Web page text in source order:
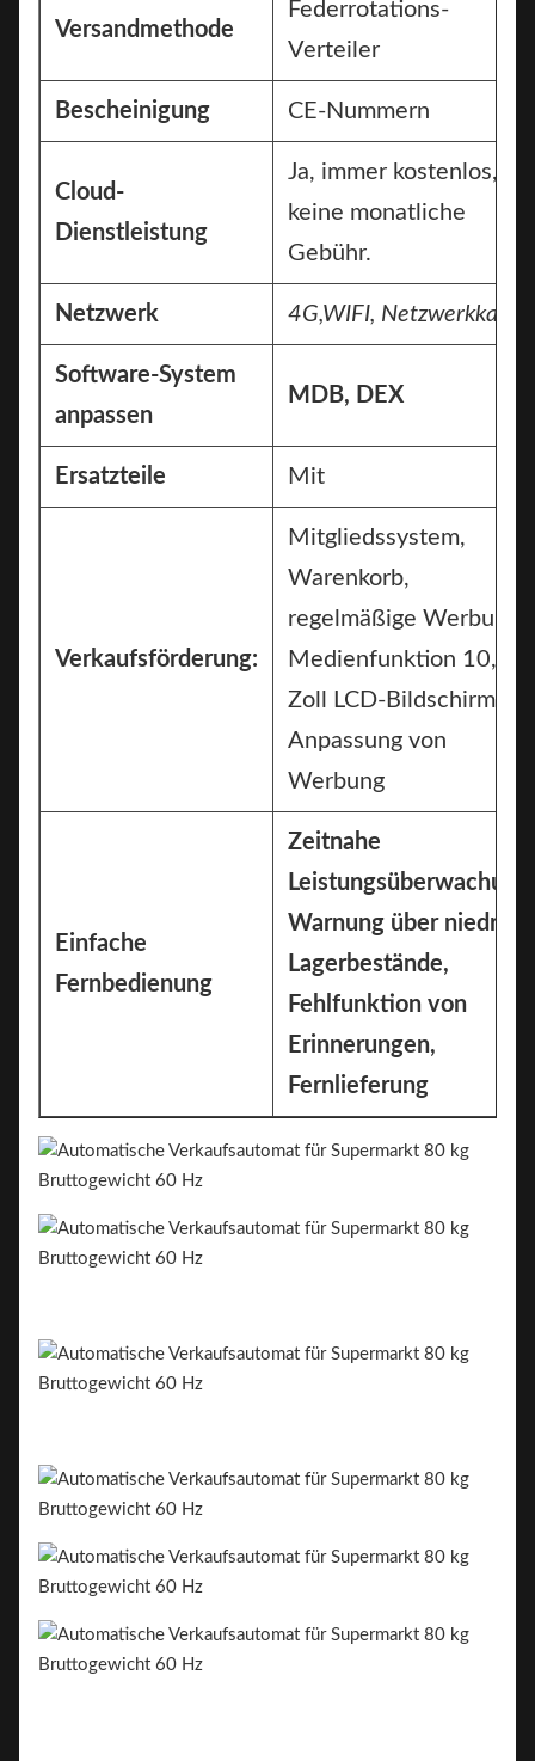
Versandmethode
Federrotations-
Verteiler
Bescheinigung CE-Nummern
Cloud-
Dienstleistung
Ja, immer kostenlos,
keine monatliche
Gebühr.
Netzwerk 4G,WIFI, Netzwerkkabel
Software-System
anpassen
MDB, DEX
Ersatzteile Mit
Verkaufsförderung:
Mitgliedssystem,
Warenkorb,
regelmäßige Werbung,
Medienfunktion 10,1
Zoll LCD-Bildschirm zur
Anpassung von
Werbung
Einfache
Fernbedienung
Zeitnahe
Leistungsüberwachung,
Warnung über niedrige
Lagerbestände,
Fehlfunktion von
Erinnerungen,
Fernlieferung